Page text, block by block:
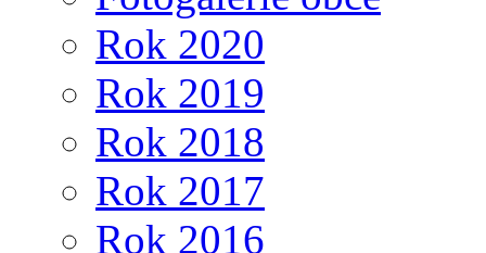
Rok 2020
Rok 2019
Rok 2018
Rok 2017
Rok 2016